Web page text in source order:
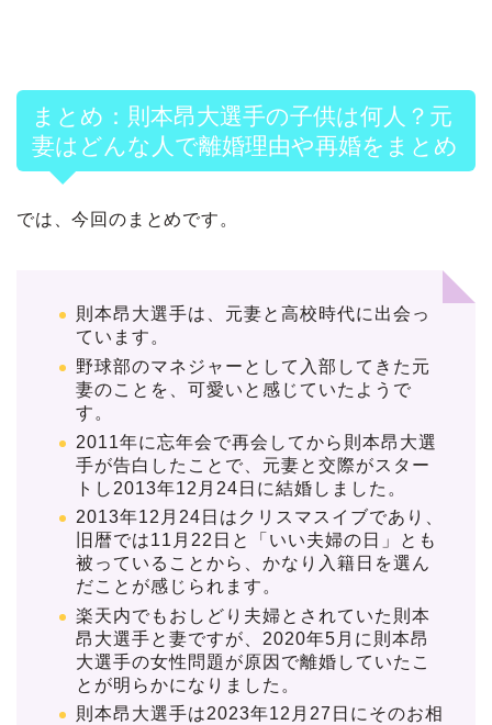
まとめ：則本昂大選手の子供は何人？元
妻はどんな人で離婚理由や再婚をまとめ
では、今回のまとめです。
則本昂大選手は、元妻と高校時代に出会っ
ています。
野球部のマネジャーとして入部してきた元
妻のことを、可愛いと感じていたようで
す。
2011年に忘年会で再会してから則本昂大選
手が告白したことで、元妻と交際がスター
トし2013年12月24日に結婚しました。
2013年12月24日はクリスマスイブであり、
旧暦では11月22日と「いい夫婦の日」とも
被っていることから、かなり入籍日を選ん
だことが感じられます。
楽天内でもおしどり夫婦とされていた則本
昂大選手と妻ですが、2020年5月に則本昂
大選手の女性問題が原因で離婚していたこ
とが明らかになりました。
則本昂大選手は2023年12月27日にそのお相